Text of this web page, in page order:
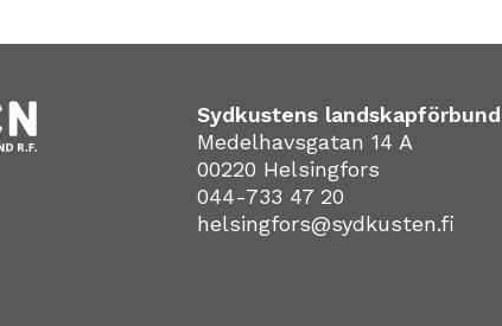
Sydkustens
Medelhavsgatan 14 A
00220 Helsingfors
044-733 47 20
helsingfors@sydkusten.fi